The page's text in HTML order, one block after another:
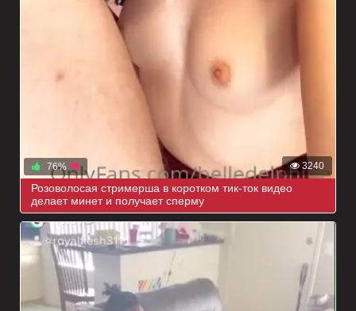
3240
76%
Розоволосая стримерша в коротком тик-ток видео
делает минет и получает сперму